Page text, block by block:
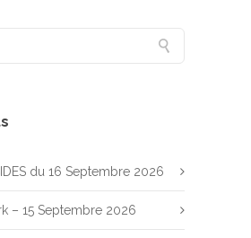
du 16 Septembre 2026
– 15 Septembre 2026